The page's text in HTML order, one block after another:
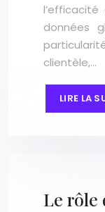
données
clientèle,…
LIRE LA
Le rôle